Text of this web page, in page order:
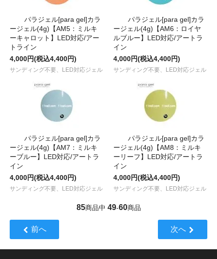
パラジェル[para gel]カラ
ージェル(4g)【AM5：ミルキ
ーキャロット】LED対応/アー
トライン
4,000円(税込4,400円)
サンディング不要、LED対応ジェル
パラジェル[para gel]カラ
ージェル(4g)【AM6：ロイヤ
ルブルー】LED対応/アートラ
イン
4,000円(税込4,400円)
サンディング不要、LED対応ジェル
パラジェル[para gel]カラ
ージェル(4g)【AM7：ミルキ
ーブルー】LED対応/アートラ
イン
4,000円(税込4,400円)
サンディング不要、LED対応ジェル
パラジェル[para gel]カラ
ージェル(4g)【AM8：ミルキ
ーリーフ】LED対応/アートラ
イン
4,000円(税込4,400円)
サンディング不要、LED対応ジェル
85商品中 49-60商品
前へ 次へ